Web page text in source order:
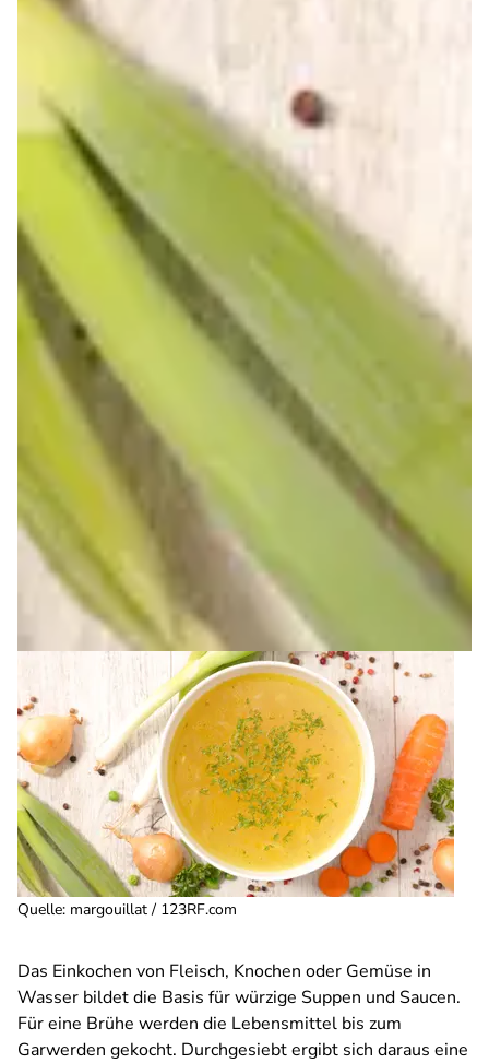
Quelle: margouillat / 123RF.com
Das Einkochen von Fleisch, Knochen oder Gemüse in
Wasser bildet die Basis für würzige Suppen und Saucen.
Für eine Brühe werden die Lebensmittel bis zum
Garwerden gekocht. Durchgesiebt ergibt sich daraus eine